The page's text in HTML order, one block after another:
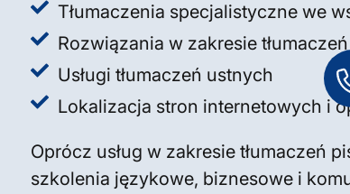
Tłumaczenia specjalistyczne we
Rozwiązania w zakresie
Usługi tłumaczeń ustnych
Lokalizacja stron internetowych i
Oprócz usług w zakresie tłumaczeń
szkolenia językowe, biznesowe i